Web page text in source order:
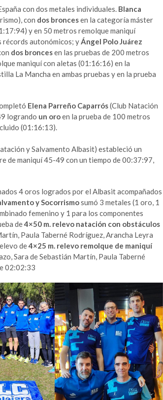
con dos metales individuales. Blanca
con dos broncesen la categoría máster
y en 50 metros remolque maniquí
récords autonómicos; yÁngel Polo Juárez
dos broncesen las pruebas de 200 metros
maniquí con aletas (01:16:16) en la
La Mancha en ambas pruebas y en la prueba
Elena Parreño Caparrós(Club Natación
logrando un oroen la prueba de 100 metros
(01:16:13).
y Salvamento Albasit) estableció un
de maniquí 45-49 con un tiempo de 00:37:97,
4 oros logrados por el Albasit acompañados
y Socorrismosumó 3 metales (1 oro, 1
femenino y 1 para los componentes
de4×50 m. relevo natación con obstáculos
Paula Taberné Rodríguez, Arancha Leyra
de4×25 m. relevo remolque de maniquí
Sara de Sebastián Martín, Paula Taberné
02:02:33